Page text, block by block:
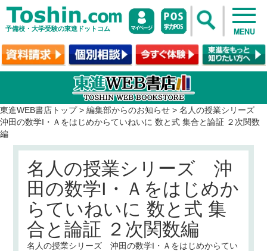
予備校・大学受験の東進ドットコム MENU
東進WEB書店トップ> 編集部からのお知らせ > 名人の授業シリーズ
沖田の数学I・Ａをはじめからていねいに 数と式 集合と論証 ２次関数
編
名人の授業シリーズ 沖
田の数学I・Ａをはじめか
らていねいに 数と式 集
合と論証 ２次関数編
名人の授業シリーズ 沖田の数学I・Ａをはじめからてい